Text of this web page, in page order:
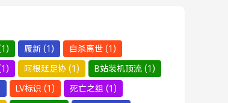
履新 (1) 自杀离世 (1)
阿根廷足协 (1) B站装机顶流 (1)
LV标识 (1) 死亡之组 (1)